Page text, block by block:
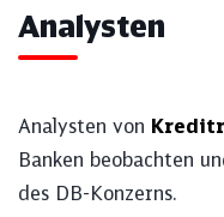
Analysten
Analysten von
Banken beobachten
des DB-Konzerns.